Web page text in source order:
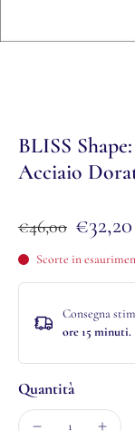
BLISS
Acciaio
€46,00 €32,20
Scorte in
Consegna
ore 15 minuti.
Quantità